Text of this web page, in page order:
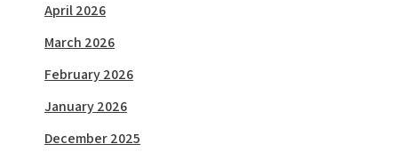
April 2026
March 2026
February 2026
January 2026
December 2025